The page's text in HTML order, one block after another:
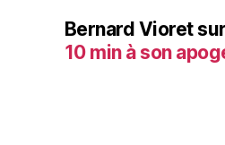
Bernard Vioretsur
10 min à son